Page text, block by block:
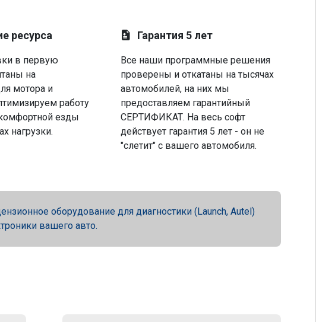
ресурса
в первую
на
мотора и
работу
езды
нагрузки.
Гарантия 5 лет
Все наши программные решения
проверены и откатаны на тысячах
автомобилей, на них мы
предоставляем гарантийный
СЕРТИФИКАТ. На весь софт
действует гарантия 5 лет - он не
"слетит" с вашего автомобиля.
оборудование для диагностики (Launch, Autel)
вашего авто.